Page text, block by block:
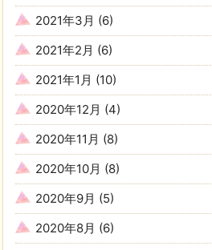
2021年3月 (6)
2021年2月 (6)
2021年1月 (10)
2020年12月 (4)
2020年11月 (8)
2020年10月 (8)
2020年9月 (5)
2020年8月 (6)